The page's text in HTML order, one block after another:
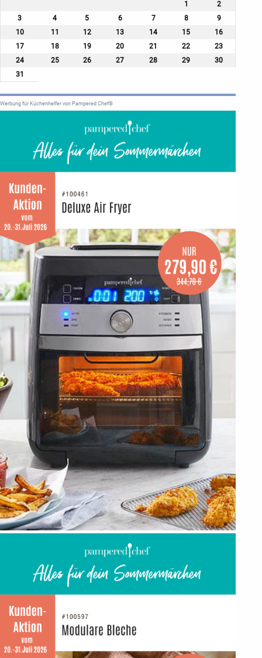
1
2
3
4 5 6 7 8
9
10
11 12 13 14 15
16
17
18 19 20 21 22
23
24
25 26 27 28 29
30
31
Werbung für Küchenhelfer von Pampered Chef®